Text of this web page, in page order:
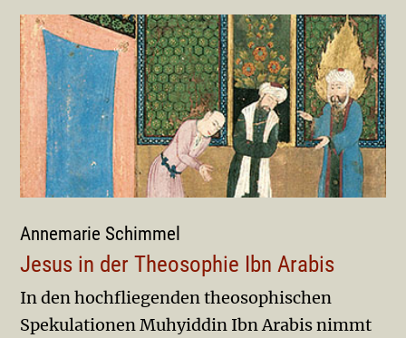
Annemarie Schimmel
Jesus in der Theosophie Ibn Arabis
In den hochfliegenden theosophischen
Spekulationen Muhyiddin Ibn Arabis nimmt